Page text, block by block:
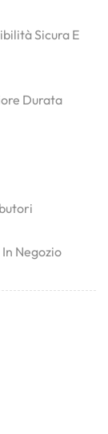
Sicura E
Durata
Negozio